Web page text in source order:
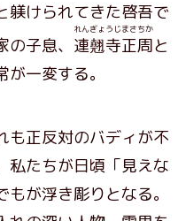
躾けられてきた啓吾で
子息、 連翹寺正周
れんぎょうじまさちか
と
一変する。
正反対のバディが不
私たちが日頃「見えな
が浮き彫りとなる。